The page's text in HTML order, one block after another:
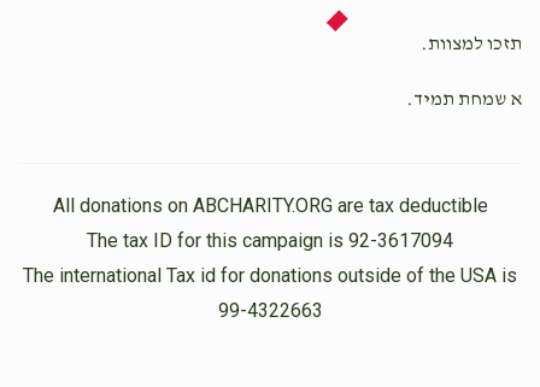
תזכו למצוות.
א שמחת תמיד.
All donations on ABCHARITY.ORG are tax deductible
The tax ID for this campaign is 92-3617094
The international Tax id for donations outside of the USA is
99-4322663